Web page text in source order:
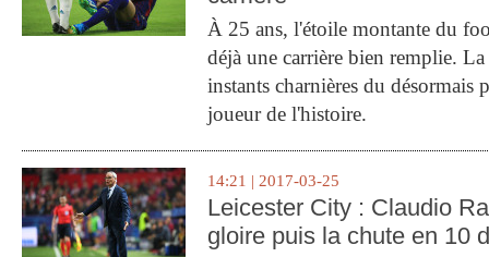
À 25 ans, l'étoile montante du
déjà une carrière bien remplie.
instants charnières du désormais
joueur de l'histoire.
14:21 | 2017-03-25
Leicester City : Claudio
gloire puis la chute en 10